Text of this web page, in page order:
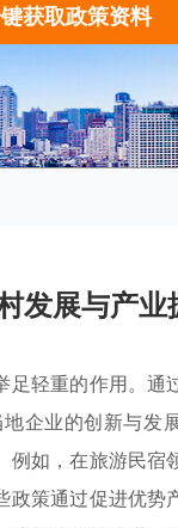
获取政策资料
发展与产业
足轻重的作用。通
企业的创新与发
如，在旅游民宿
策通过促进优势